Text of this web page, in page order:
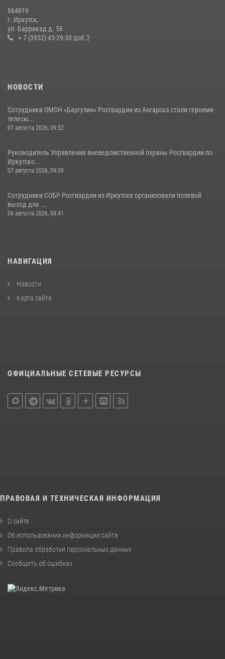
В Иркутской области состоится прямая линия по вопросам
поступления на службу в Росгвардию
664019
г. Иркутск,
ул. Баррикад д. 56
+ 7 (3952) 43-29-30 доб.2
НОВОСТИ
Сотрудники ОМОН «Баргузин» Росгвардии из Ангарска стали героями
телесю...
07 августа 2026, 09:52
Руководитель Управления вневедомственной охраны Росгвардии по
Иркутско...
07 августа 2026, 09:39
Сотрудники СОБР Росгвардии из Иркутске организовали полевой
выход для ...
06 августа 2026, 08:41
НАВИГАЦИЯ
Новости
Карта сайта
ОФИЦИАЛЬНЫЕ СЕТЕВЫЕ РЕСУРСЫ
ПРАВОВАЯ И ТЕХНИЧЕСКАЯ ИНФОРМАЦИЯ
О сайте
Об использовании информации сайта
Правила обработки персональных данных
Сообщить об ошибках